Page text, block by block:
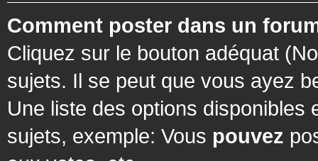
Comment poster dans un
Cliquez sur le bouton adéquat
sujets. Il se peut que vous ayez
Une liste des options
sujets, exemple: Vous pouvez